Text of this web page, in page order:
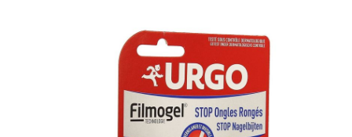
Urgo Stop Nagelbijten